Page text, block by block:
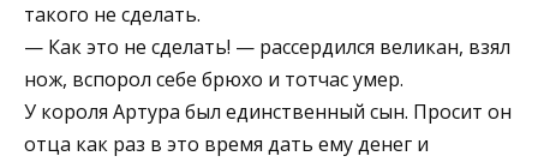
такого не сделать.
— Как это не сделать! — рассердился великан, взял
нож, вспорол себе брюхо и тотчас умер.
У короля Артура был единственный сын. Просит он
отца как раз в это время дать ему денег и